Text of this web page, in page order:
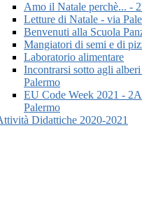
Amo il Natale perchè... -
Letture di Natale - via
Benvenuti alla Scuola
Mangiatori di semi e di
Laboratorio alimentare
Incontrarsi sotto agli
Palermo
EU Code Week 2021 -
Palermo
Didattiche 2020-2021